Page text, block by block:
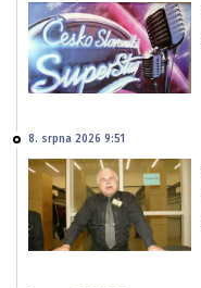
8. srpna 2026 9:51